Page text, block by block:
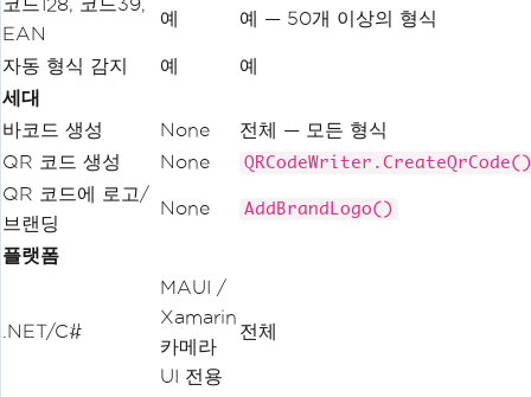
코드128, 코드39,
EAN
예 예 — 50개 이상의 형식
자동 형식 감지 예
예
세대
바코드 생성
None
전체 — 모든 형식
QR 코드 생성
None QRCodeWriter.CreateQrCode()
QR 코드에 로고/
브랜딩
None AddBrandLogo()
플랫폼
.NET/C#
MAUI /
Xamarin
카메라
UI 전용
전체